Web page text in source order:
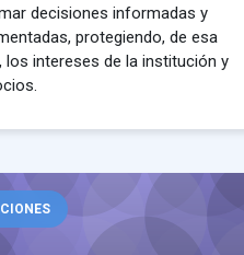
decisiones informadas y
protegiendo, de esa
los intereses de la institución y
en Caja y Tesorería.